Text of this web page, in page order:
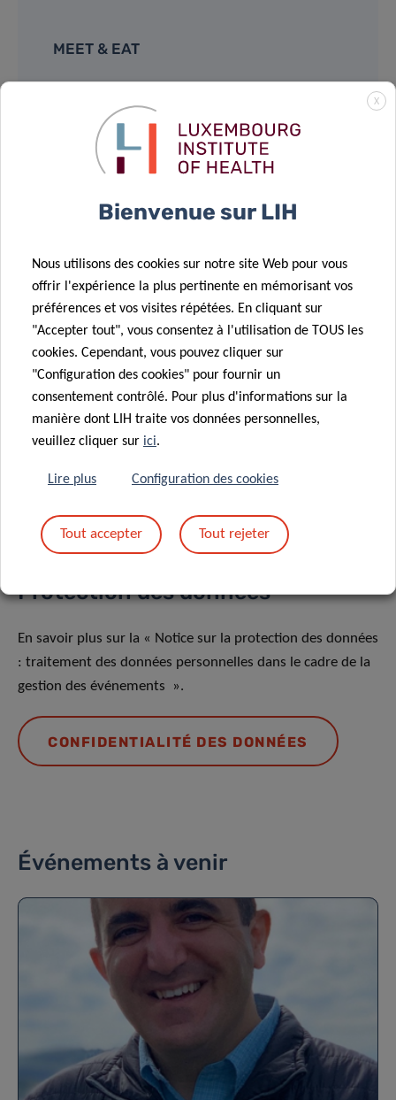
MEET & EAT
LIH – DoCR (BAM)
Room: Robin Holliday
L-1210 Luxembourg
Supported by:
Partagez sur
Protection des données
En savoir plus sur la « Notice sur la protection des données
: traitement des données personnelles dans le cadre de la
gestion des événements ».
CONFIDENTIALITÉ DES DONNÉES
Événements à venir
X
Bienvenue sur LIH
Nous utilisons des cookies sur notre site Web pour vous
offrir l'expérience la plus pertinente en mémorisant vos
préférences et vos visites répétées. En cliquant sur
"Accepter tout", vous consentez à l'utilisation de TOUS les
cookies. Cependant, vous pouvez cliquer sur
"Configuration des cookies" pour fournir un
consentement contrôlé. Pour plus d'informations sur la
manière dont LIH traite vos données personnelles,
veuillez cliquer sur ici.
Lire plus Configuration des cookies
Tout accepter Tout rejeter